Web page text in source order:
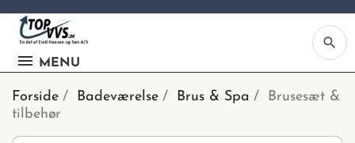
MENU
search
Forside Badeværelse Brus & Spa
Brusesæt &
tilbehør